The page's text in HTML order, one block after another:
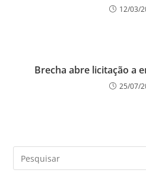
12/03/
Brecha abre licitação a
25/07/